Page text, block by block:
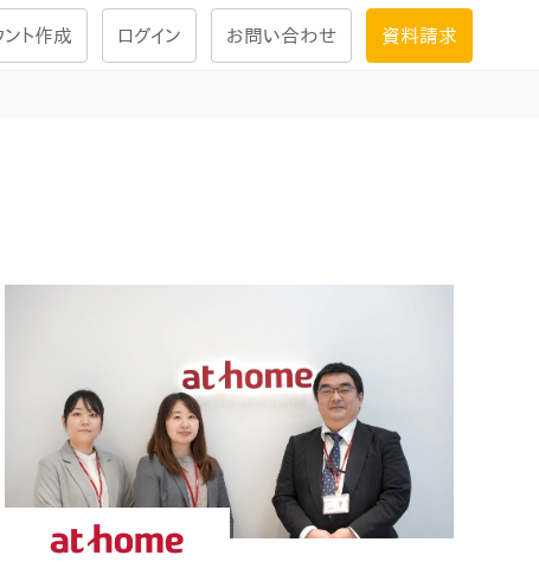
学習プログラム
お答えし
ント作成 ログイン お問い合わせ 資料請求